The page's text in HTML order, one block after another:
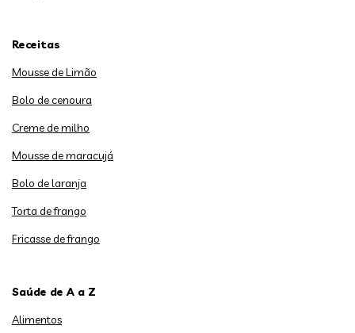
Receitas
Mousse de Limão
Bolo de cenoura
Creme de milho
Mousse de maracujá
Bolo de laranja
Torta de frango
Fricasse de frango
Saúde de A a Z
Alimentos